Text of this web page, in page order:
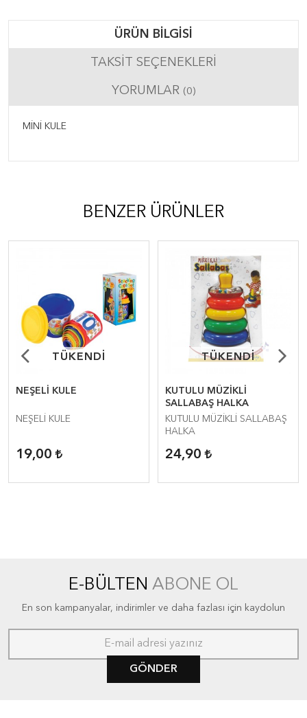
ÜRÜN BILGISI
TAKSIT SEÇENEKLERI
YORUMLAR (0)
MİNİ KULE
BENZER ÜRÜNLER
TÜKENDİ
TÜKENDİ
NEŞELİ KULE
NEŞELİ KULE
19,00
TÜKENDİ
TÜKENDİ
KUTULU MÜZİKLİ
SALLABAŞ HALKA
KUTULU MÜZİKLİ SALLABAŞ
HALKA
24,90
E-BÜLTEN ABONE OL
En son kampanyalar, indirimler ve daha fazlası için kaydolun
GÖNDER